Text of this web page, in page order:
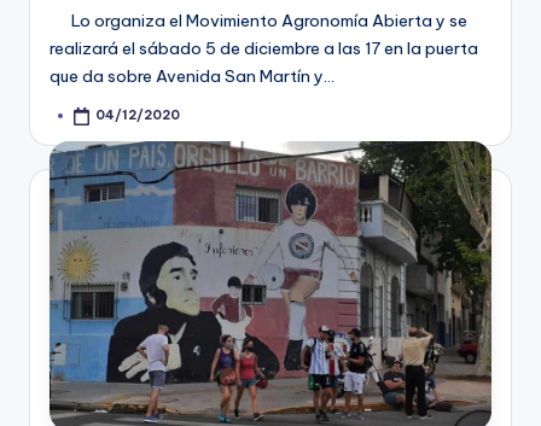
Lo organiza el Movimiento Agronomía Abierta y se
realizará el sábado 5 de diciembre a las 17 en la puerta
que da sobre Avenida San Martín y…
Posted04/12/2020